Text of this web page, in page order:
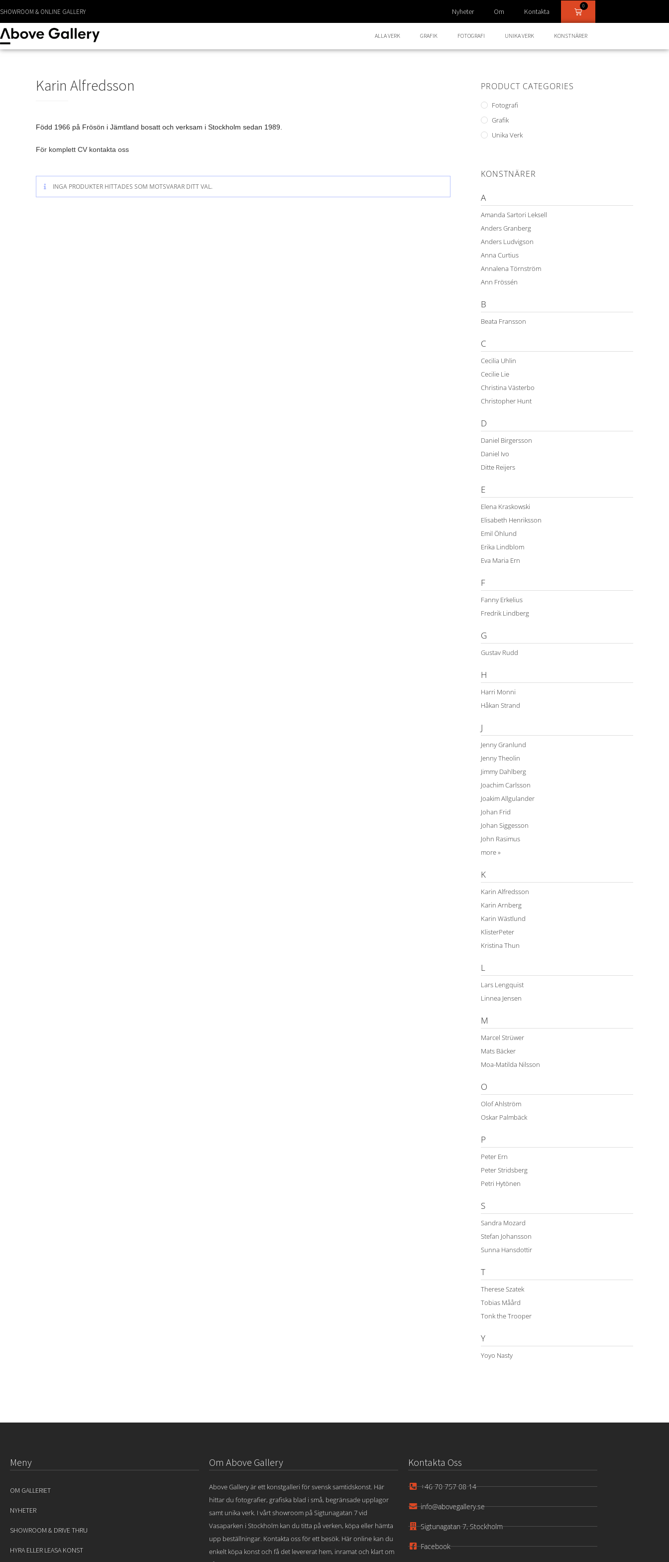
LEVERANS CA 1 - 3 DAGAR Nyheter Om Kontakta
0
ALLA VERK GRAFIK FOTOGRAFI UNIKA VERK KONSTNÄRER
Karin Alfredsson
Född 1966 på Frösön i Jämtland bosatt och verksam i Stockholm sedan 1989.
För komplett CV kontakta oss
INGA PRODUKTER HITTADES SOM MOTSVARAR DITT VAL.
PRODUCT CATEGORIES
Fotografi
Grafik
Unika Verk
KONSTNÄRER
A
Amanda Sartori Leksell
Anders Granberg
Anders Ludvigson
Anna Curtius
Annalena Törnström
Ann Frössén
B
Beata Fransson
C
Cecilia Uhlin
Cecilie Lie
Christina Västerbo
Christopher Hunt
D
Daniel Birgersson
Daniel Ivo
Ditte Reijers
E
Elena Kraskowski
Elisabeth Henriksson
Emil Öhlund
Erika Lindblom
Eva Maria Ern
F
Fanny Erkelius
Fredrik Lindberg
G
Gustav Rudd
H
Harri Monni
Håkan Strand
J
Jenny Granlund
Jenny Theolin
Jimmy Dahlberg
Joachim Carlsson
Joakim Allgulander
Johan Frid
Johan Siggesson
John Rasimus
more »
K
Karin Alfredsson
Karin Arnberg
Karin Wästlund
KlisterPeter
Kristina Thun
L
Lars Lengquist
Linnea Jensen
M
Marcel Strüwer
Mats Bäcker
Moa-Matilda Nilsson
O
Olof Ahlström
Oskar Palmbäck
P
Peter Ern
Peter Stridsberg
Petri Hytönen
S
Sandra Mozard
Stefan Johansson
Sunna Hansdottir
T
Therese Szatek
Tobias Måård
Tonk the Trooper
Y
Yoyo Nasty
Meny
OM GALLERIET
NYHETER
SHOWROOM & DRIVE THRU
HYRA ELLER LEASA KONST
Om Above Gallery
Above Gallery är ett konstgalleri för svensk samtidskonst. Här
hittar du fotografier, grafiska blad i små, begränsade upplagor
samt unika verk. I vårt showroom på Sigtunagatan 7 vid
Vasaparken i Stockholm kan du titta på verken, köpa eller hämta
upp beställningar. Kontakta oss för ett besök. Här online kan du
enkelt köpa konst och få det levererat hem, inramat och klart om
Kontakta Oss
+46 70 757 08 14
info@abovegallery.se
Sigtunagatan 7, Stockholm
Facebook